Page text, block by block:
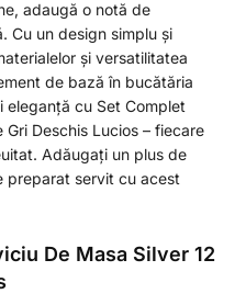
adaugă o notă de
Cu un design simplu și
și versatilitatea
de bază în bucătăria
eleganță cu Set Complet
Gri Deschis Lucios – fiecare
Adăugați un plus de
preparat servit cu acest
De Masa Silver 12